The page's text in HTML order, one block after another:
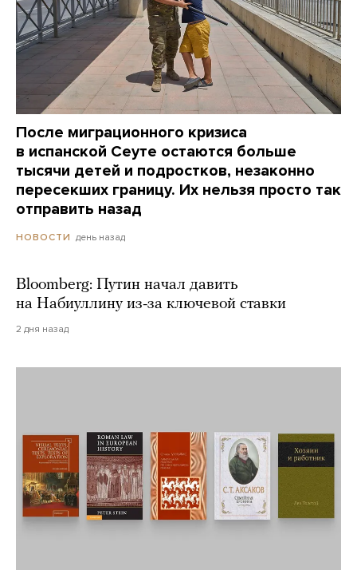
После миграционного кризиса
в испанской Сеуте остаются больше
тысячи детей и подростков, незаконно
пересекших границу. Их нельзя просто так
отправить назад
НОВОСТИ день назад
Bloomberg: Путин начал давить
на Набиуллину из-за ключевой ставки
2 дня назад